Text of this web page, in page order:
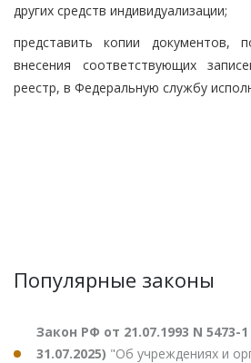
других средств индивидуализации;
представить копии документов,
внесения соответствующих
реестр, в Федеральную службу
Популярные законы
Закон РФ от 21.07.1993 N 5473-
31.07.2025) "Об учреждениях и